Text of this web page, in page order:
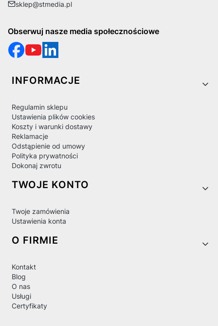
sklep@stmedia.pl
Obserwuj nasze media społecznościowe
Linki w stopce
INFORMACJE
Regulamin sklepu
Ustawienia plików cookies
Koszty i warunki dostawy
Reklamacje
Odstąpienie od umowy
Polityka prywatności
Dokonaj zwrotu
TWOJE KONTO
Twoje zamówienia
Ustawienia konta
O FIRMIE
Kontakt
Blog
O nas
Usługi
Certyfikaty